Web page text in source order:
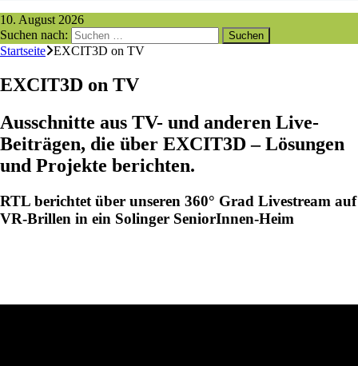
10. August 2026
Suchen nach:
Startseite EXCIT3D on TV
EXCIT3D on TV
Ausschnitte aus TV- und anderen Live-
Beiträgen, die über EXCIT3D – Lösungen
und Projekte berichten.
RTL berichtet über unseren 360° Grad Livestream auf
VR-Brillen in ein Solinger SeniorInnen-Heim